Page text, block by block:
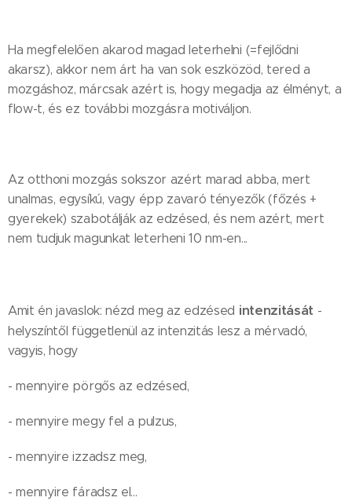
Ha megfelelően akarod magad leterhelni (=fejlődni
akarsz), akkor nem árt ha van sok eszközöd, tered a
mozgáshoz, márcsak azért is, hogy megadja az élményt, a
flow-t, és ez további mozgásra motiváljon.
Az otthoni mozgás sokszor azért marad abba, mert
unalmas, egysíkú, vagy épp zavaró tényezők (főzés +
gyerekek) szabotálják az edzésed, és nem azért, mert
nem tudjuk magunkat leterheni 10 nm-en...
Amit én javaslok: nézd meg az edzésed intenzitását -
helyszíntől függetlenül az intenzitás lesz a mérvadó,
vagyis, hogy
- mennyire pörgős az edzésed,
- mennyire megy fel a pulzus,
- mennyire izzadsz meg,
- mennyire fáradsz el...